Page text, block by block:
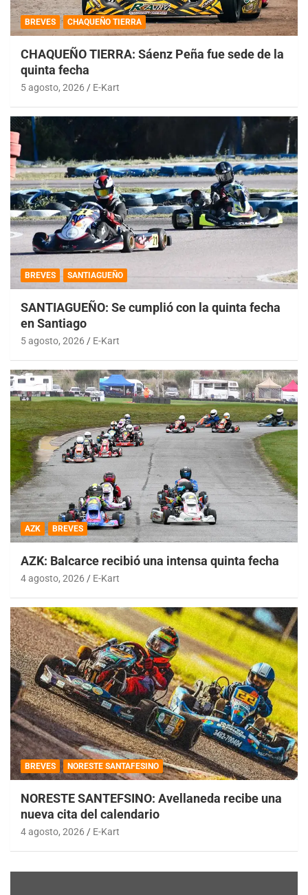
BREVES CHAQUEÑO TIERRA
CHAQUEÑO TIERRA: Sáenz Peña fue sede de la
quinta fecha
5 agosto, 2026 E-Kart
BREVES SANTIAGUEÑO
SANTIAGUEÑO: Se cumplió con la quinta fecha
en Santiago
5 agosto, 2026 E-Kart
AZK BREVES
AZK: Balcarce recibió una intensa quinta fecha
4 agosto, 2026 E-Kart
BREVES NORESTE SANTAFESINO
NORESTE SANTEFSINO: Avellaneda recibe una
nueva cita del calendario
4 agosto, 2026 E-Kart